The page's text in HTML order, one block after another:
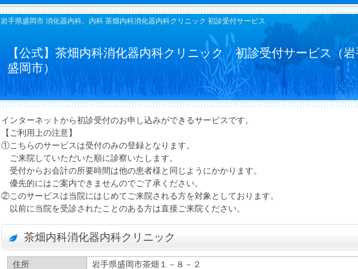
岩手県盛岡市 消化器内科、内科 茶畑内科消化器内科クリニック 初診受付サービス
【公式】茶畑内科消化器内科クリニック 初診受付サービス（
盛岡市）
インターネットから初診受付のお申し込みができるサービスです。
【ご利用上の注意】
①こちらのサービスは受付のみの登録となります。
ご来院していただいた順に診察いたします。
受付からお会計の所要時間は他の患者様と同じようにかかります。
優先的にはご案内できませんのでご了承ください。
②このサービスは当院にはじめてご来院される方を対象としております。
以前に当院を受診されたことのある方は直接ご来院ください。
茶畑内科消化器内科クリニック
住所 岩手県盛岡市茶畑１－８－２